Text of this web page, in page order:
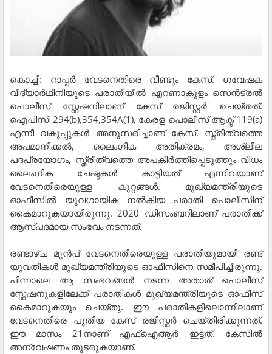
കൊച്ചി: റാപ്പര്‍ വേടനെതിരെ വീണ്ടും കേസ്. ഗവേഷക
വിദ്യാർഥിനിയുടെ പരാതിയില്‍ എറണാകുളം സെന്‍ട്രല്‍
പൊലീസ് സ്റ്റേഷനിലാണ് കേസ് രജിസ്റ്റര്‍ ചെയ്തത്.
ഐപിസി 294(b),354,354A(1), കേരള പൊലീസ് ആക്ട് 119(a)
എന്നീ വകുപ്പുകള്‍ അനുസരിച്ചാണ് കേസ്. സ്ത്രീത്വത്തെ
അപമാനിക്കല്‍, ലൈംഗിക അതിക്രമം, അശ്ലീല
പദപ്രയോഗം, സ്ത്രീത്വത്തെ അപകീര്‍ത്തിപ്പെടുത്തും വിധം
ലൈംഗിക ചേഷ്ടകള്‍ കാട്ടിയത് എന്നിവയാണ്
വേടനെതിരെയുള്ള കുറ്റങ്ങള്‍. മുഖ്യമന്ത്രിയുടെ
ഓഫീസില്‍ യുവഗായിക നല്‍കിയ പരാതി പൊലീസിന്
കൈമാറുകയായിരുന്നു. 2020 ഡിസംബറിലാണ് പരാതിക്ക്
ആസ്പദമായ സംഭവം നടന്നത്.
രണ്ടാഴ്ച മുന്‍പ് വേടനെതിരെയുള്ള പരാതിയുമായി രണ്ട്
യുവതികള്‍ മുഖ്യമന്ത്രിയുടെ ഓഫീസിനെ സമീപിച്ചിരുന്നു.
പിന്നാലെ ആ സംഭവങ്ങള്‍ നടന്ന അതാത് പൊലീസ്
സ്റ്റേഷനുകളിലേക്ക് പരാതികള്‍ മുഖ്യമന്ത്രിയുടെ ഓഫീസ്
കൈമാറുകയും ചെയ്തു. ഈ പരാതികളിലൊന്നിലാണ്
വേടനെതിരെ പുതിയ കേസ് രജിസ്റ്റര്‍ ചെയ്തിരിക്കുന്നത്.
ഈ മാസം 21നാണ് എഫ്ഐആര്‍ ഇട്ടത്. കേസില്‍
അന്വേഷണം തുടരുകയാണ്.